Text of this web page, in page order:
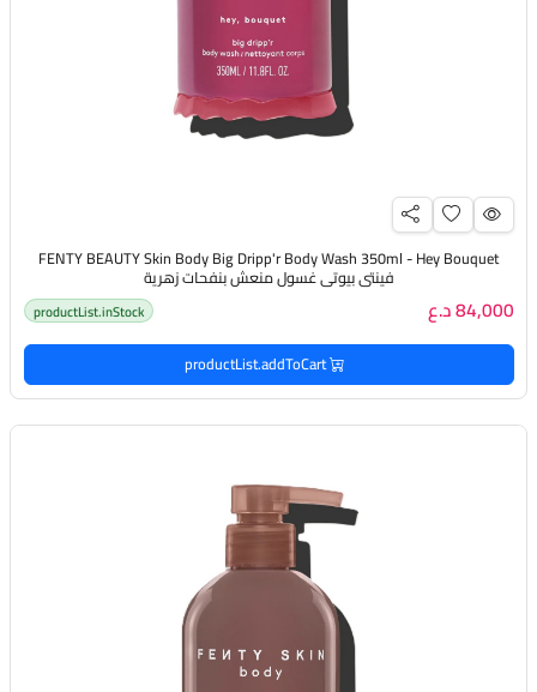
FENTY BEAUTY Skin Body Big Dripp'r Body Wash 350ml - Hey Bouquet
فينتي بيوتي غسول منعش بنفحات زهرية
84,000 د.ع productList.inStock
productList.addToCart